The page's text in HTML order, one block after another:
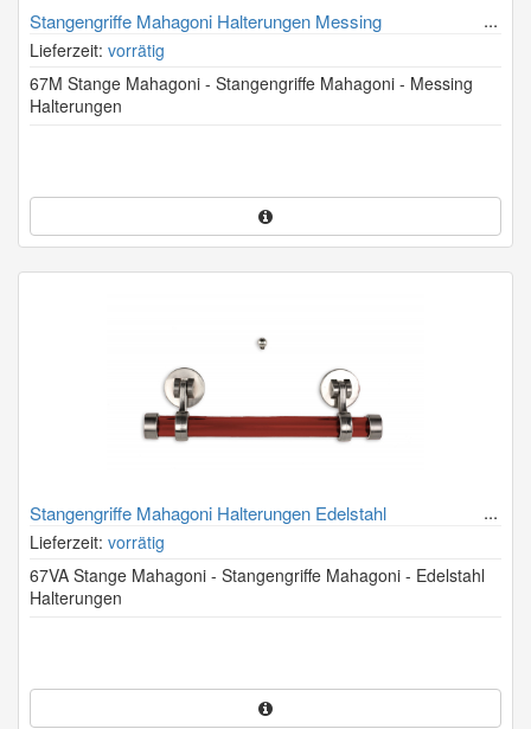
Stangengriffe Mahagoni Halterungen Messing
Lieferzeit: vorrätig
67M Stange Mahagoni - Stangengriffe Mahagoni - Messing
Halterungen
Stangengriffe Mahagoni Halterungen Edelstahl
Lieferzeit: vorrätig
67VA Stange Mahagoni - Stangengriffe Mahagoni - Edelstahl
Halterungen